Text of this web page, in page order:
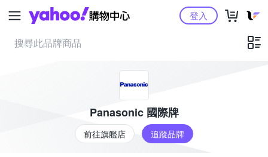
Yahoo購物中心登入
Panasonic 國際牌
前往旗艦店 追蹤品牌